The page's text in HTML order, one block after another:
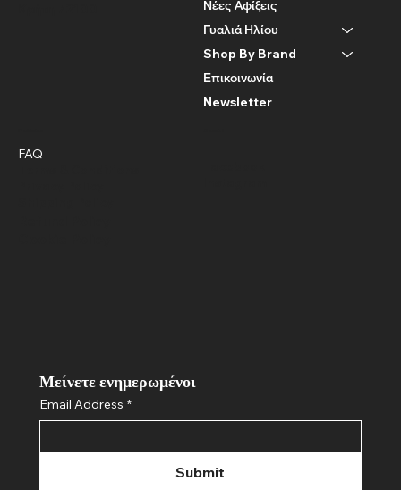
Νέες Αφίξεις
Γυαλιά Ηλίου
Shop By Brand
Επικοινωνία
Newsletter
FAQ
Μείνετε ενημερωμένοι
Email Address *
Submit